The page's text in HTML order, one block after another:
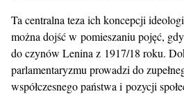
Ta centralna teza ich koncepcji
można dojść w pomieszaniu pojęć,
do czynów Lenina z 1917/18 roku.
parlamentaryzmu prowadzi do
współczesnego państwa i pozycji